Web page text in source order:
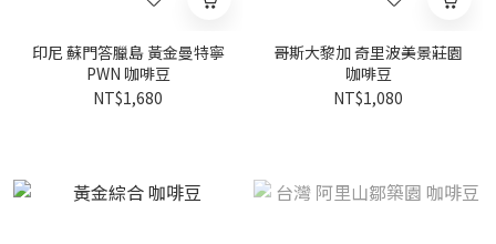
印尼 蘇門答臘島 黃金曼特寧
PWN 咖啡豆
NT$1,680
哥斯大黎加 奇里波美景莊園
咖啡豆
NT$1,080